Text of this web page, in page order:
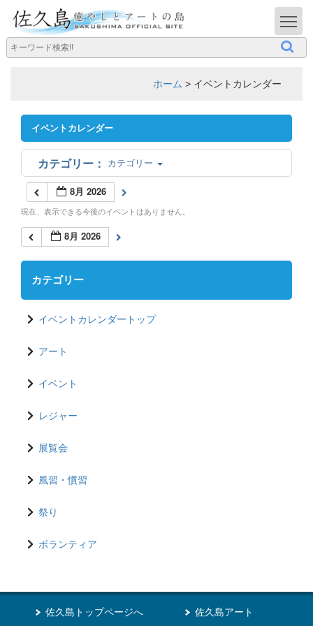
ホーム > イベントカレンダー
イベントカレンダー
カテゴリー
8月 2026
現在、表示できる今後のイベントはありません。
8月 2026
カテゴリー
イベントカレンダートップ
アート
イベント
レジャー
展覧会
風習・慣習
祭り
ボランティア
佐久島トップページへ 佐久島アート